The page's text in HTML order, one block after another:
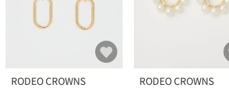
RODEO CROWNS RODEO CROWNS